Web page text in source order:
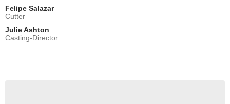
Felipe Salazar
Cutter
Julie Ashton
Casting-Director